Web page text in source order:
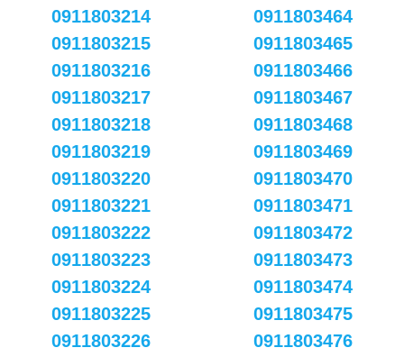
0911803214
0911803215
0911803216
0911803217
0911803218
0911803219
0911803220
0911803221
0911803222
0911803223
0911803224
0911803225
0911803226
0911803464
0911803465
0911803466
0911803467
0911803468
0911803469
0911803470
0911803471
0911803472
0911803473
0911803474
0911803475
0911803476